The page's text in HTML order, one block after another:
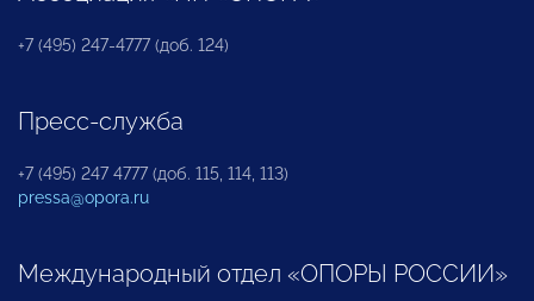
+7 (495) 247-4777 (доб. 124)
Пресс-служба
+7 (495) 247 4777 (доб. 115, 114, 113)
pressa@opora.ru
Международный отдел «ОПОРЫ РОССИИ»